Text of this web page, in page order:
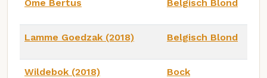
Ome Bertus Belgisch Blond
Lamme Goedzak (2018) Belgisch Blond
Wildebok (2018) Bock